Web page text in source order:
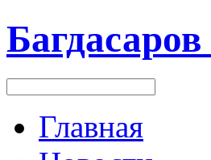
Багдасаров
Главная